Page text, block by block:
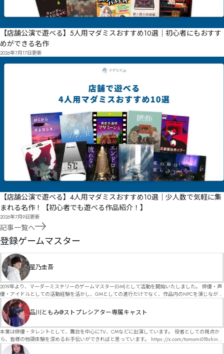
【店舗公演で遊べる】5人用マダミスおすすめ10選｜初心者にもおすす
めができる名作
2026年7月17日更新
【店舗公演で遊べる】4人用マダミスおすすめ10選｜少人数で気軽に集
まれる名作！【初心者でも遊べる作品紹介！】
2026年7月9日更新
記事一覧へ
GM
登録ゲームマスター
星乃圭吾
2019年より、マーダーミステリーのゲームマスター(GM)として活動を開始いたしました。 俳優・声
優・アイドルとしての活動経験を活かし、GMとしての進行だけでなく、作品内のNPCを演じなが
ら、お客様に物語の世界へ入り込んでいただくような演出・サービスを得意としています。 自分自
身でも作品制作を行っているので、作家さんが作品に込めた想いや意図を大切にしながら、その作
品の魅力をお客様に届けられるような公演を心がけています。 参加してくださる皆様がどんなエン
ディングを迎えるのか、どんな物語が生まれるのかを想像しながら、公演を進めていく時間が本当
に大好きです！ 対応可能作品は、オフライン（対面）作品のみとなります。 得意分野をひとつ挙げ
るなら恋愛もの（恋愛要素を含むシナリオ）ですが、ファンタジー、デスゲーム、青春ものなど、
ジャンルを問わず幅広く対応可能です！お任せください！ 《所属団体・店舗》 ★ Lanbelysma -ラン
品川ともみ@ストプレシアター専属キャスト
本業は俳優・タレントとして、舞台を中心にTV、CMなどに出演しています。 役者としての視点か
ら、皆様の物語体験を深めるお手伝いができればと思っています。 https://x.com/tomomi018shin?
s=11 活動内容はSNSにて投稿しています。 SPT所属。 ストーリープレイングシアター「星詠みの